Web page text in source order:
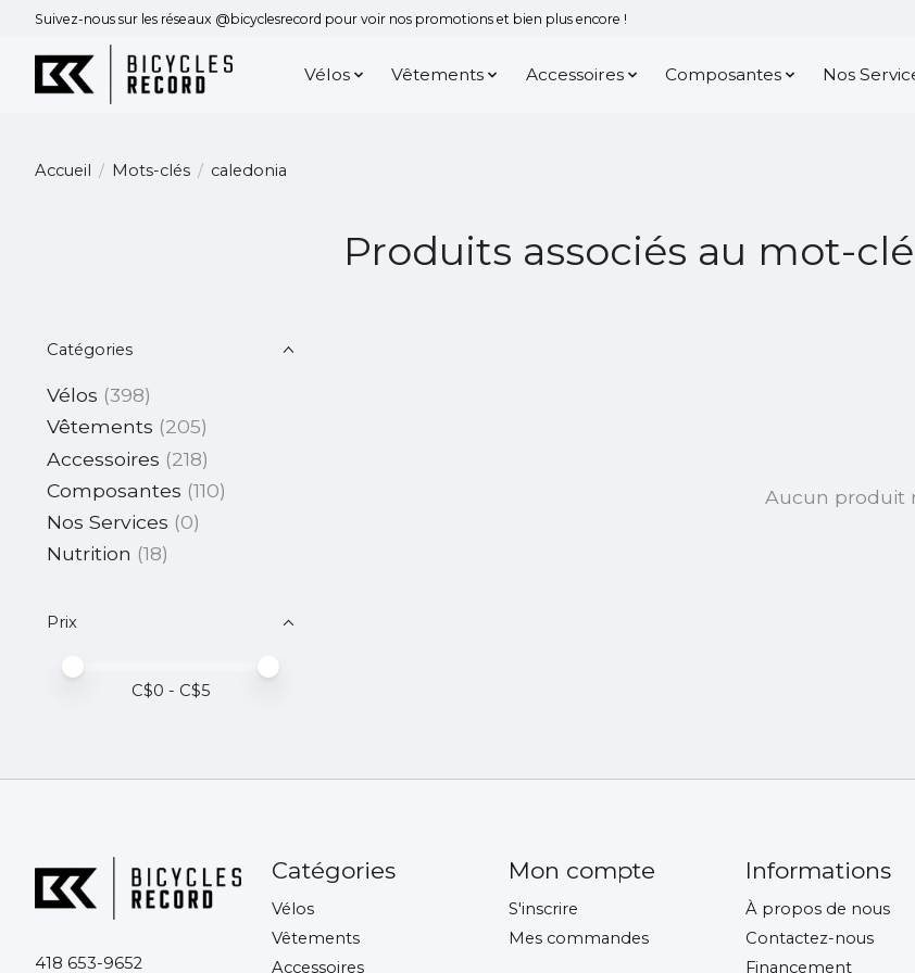
Suivez-nous sur les réseaux @bicyclesrecord pour voir nos promotions et bien plus encore !
Vélos Vêtements Accessoires Composantes Nos
Accueil / Mots-clés / caledonia
Produits associés au mot-
Catégories
Vélos (398)
Vêtements (205)
Accessoires (218)
Composantes (110)
Nos Services (0)
Nutrition (18)
Prix
Prix minimum
Price maximum value
C$0 - C$5
Aucun produit
418 653-9652
Catégories
Vélos
Vêtements
Accessoires
Mon compte
S'inscrire
Mes commandes
Informations
À propos de nous
Contactez-nous
Financement